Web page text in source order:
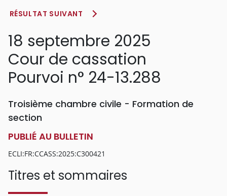
RÉSULTAT SUIVANT
18 septembre 2025
Cour de cassation
Pourvoi n° 24-13.288
Troisième chambre civile - Formation de
section
PUBLIÉ AU BULLETIN
ECLI:FR:CCASS:2025:C300421
Titres et sommaires